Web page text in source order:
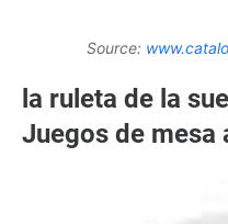
Source:
la ruleta de la
Juegos de mesa